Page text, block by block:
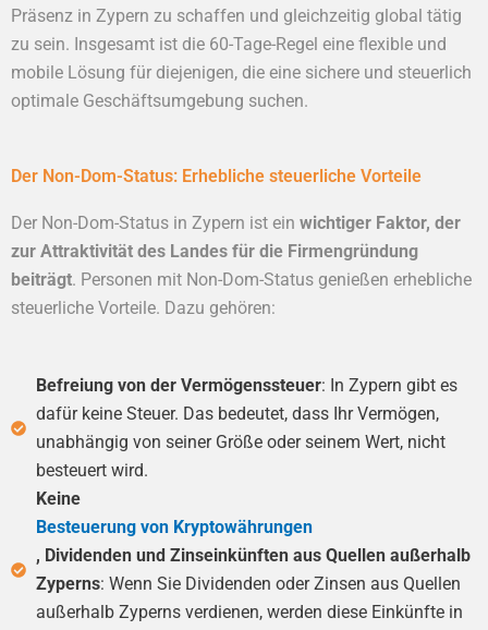
Präsenz in Zypern zu schaffen und gleichzeitig global tätig
zu sein. Insgesamt ist die 60-Tage-Regel eine flexible und
mobile Lösung für diejenigen, die eine sichere und steuerlich
optimale Geschäftsumgebung suchen.
Der Non-Dom-Status: Erhebliche steuerliche Vorteile
Der Non-Dom-Status in Zypern ist ein wichtiger Faktor, der
zur Attraktivität des Landes für die Firmengründung
beiträgt. Personen mit Non-Dom-Status genießen erhebliche
steuerliche Vorteile. Dazu gehören:
Befreiung von der Vermögenssteuer: In Zypern gibt es
dafür keine Steuer. Das bedeutet, dass Ihr Vermögen,
unabhängig von seiner Größe oder seinem Wert, nicht
besteuert wird.
Keine
Besteuerung von Kryptowährungen
, Dividenden und Zinseinkünften aus Quellen außerhalb
Zyperns: Wenn Sie Dividenden oder Zinsen aus Quellen
außerhalb Zyperns verdienen, werden diese Einkünfte in